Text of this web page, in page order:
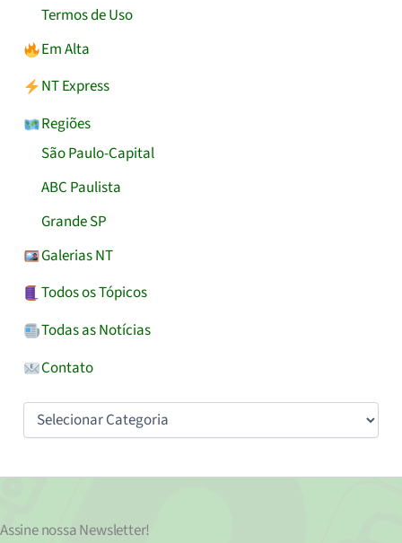
Termos de Uso
Em Alta
NT Express
Regiões
São Paulo-Capital
ABC Paulista
Grande SP
Galerias NT
Todos os Tópicos
Todas as Notícias
Contato
Assine nossaNewsletter!